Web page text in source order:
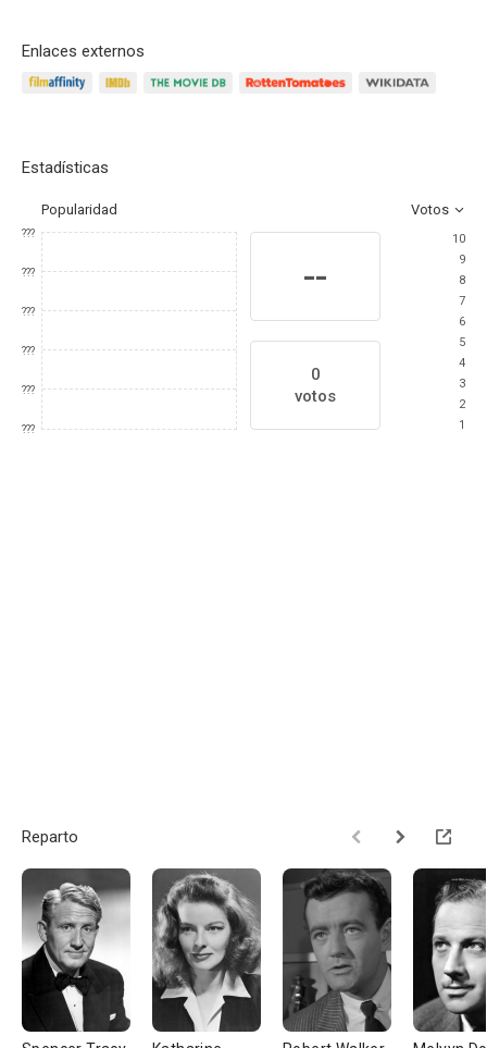
Enlaces externos
Estadísticas
Popularidad Votos
???
???
???
???
???
???
--
0
votos
10
9
8
7
6
5
4
3
2
1
Reparto